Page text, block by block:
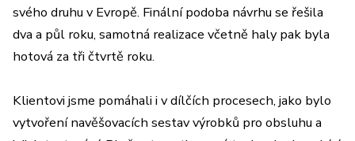
svého druhu v Evropě. Finální podoba návrhu se řešila
dva a půl roku, samotná realizace včetně haly pak byla
hotová za tři čtvrtě roku.
Klientovi jsme pomáhali i v dílčích procesech, jako bylo
vytvoření navěšovacích sestav výrobků pro obsluhu a